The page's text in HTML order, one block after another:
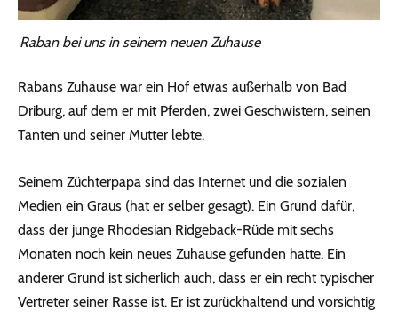
Raban bei uns in seinem neuen Zuhause
Rabans Zuhause war ein Hof etwas außerhalb von Bad
Driburg, auf dem er mit Pferden, zwei Geschwistern, seinen
Tanten und seiner Mutter lebte.
Seinem Züchterpapa sind das Internet und die sozialen
Medien ein Graus (hat er selber gesagt). Ein Grund dafür,
dass der junge Rhodesian Ridgeback-Rüde mit sechs
Monaten noch kein neues Zuhause gefunden hatte. Ein
anderer Grund ist sicherlich auch, dass er ein recht typischer
Vertreter seiner Rasse ist. Er ist zurückhaltend und vorsichtig